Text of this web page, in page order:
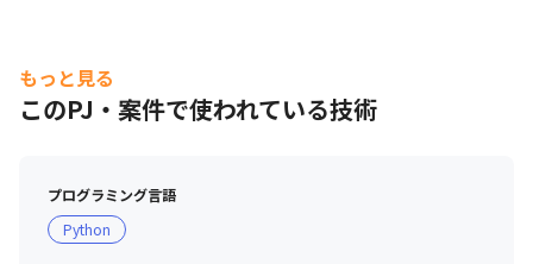
もっと見る
このPJ・案件で使われている技術
プログラミング言語
Python